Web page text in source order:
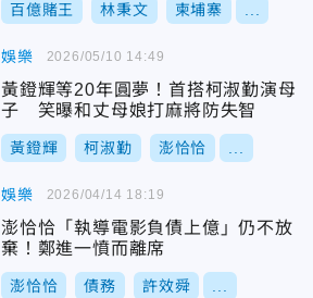
百億賭王 林秉文 柬埔寨
娛樂
黃鐙輝等20年圓夢！首搭柯淑勤演母
子 笑曝和丈母娘打麻將防失智
黃鐙輝 柯淑勤 澎恰恰
2026/05/10 14:49
娛樂
澎恰恰「執導電影負債上億」仍不放
棄！鄭進一憤而離席
澎恰恰 債務 許效舜
2026/04/14 18:19